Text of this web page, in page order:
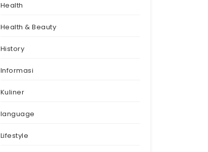
Health
Health & Beauty
History
Informasi
Kuliner
language
Lifestyle